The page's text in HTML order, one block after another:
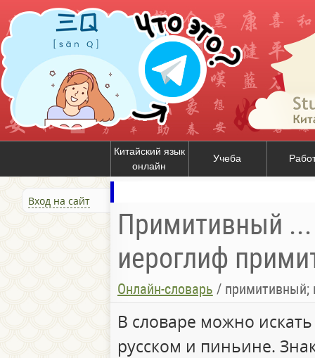
Китайский язык
онлайн
Учеба
Вход на сайт
Примитивный ...
иероглиф
Онлайн-словарь / примитивный;
В словаре можно
русском и пиньине.